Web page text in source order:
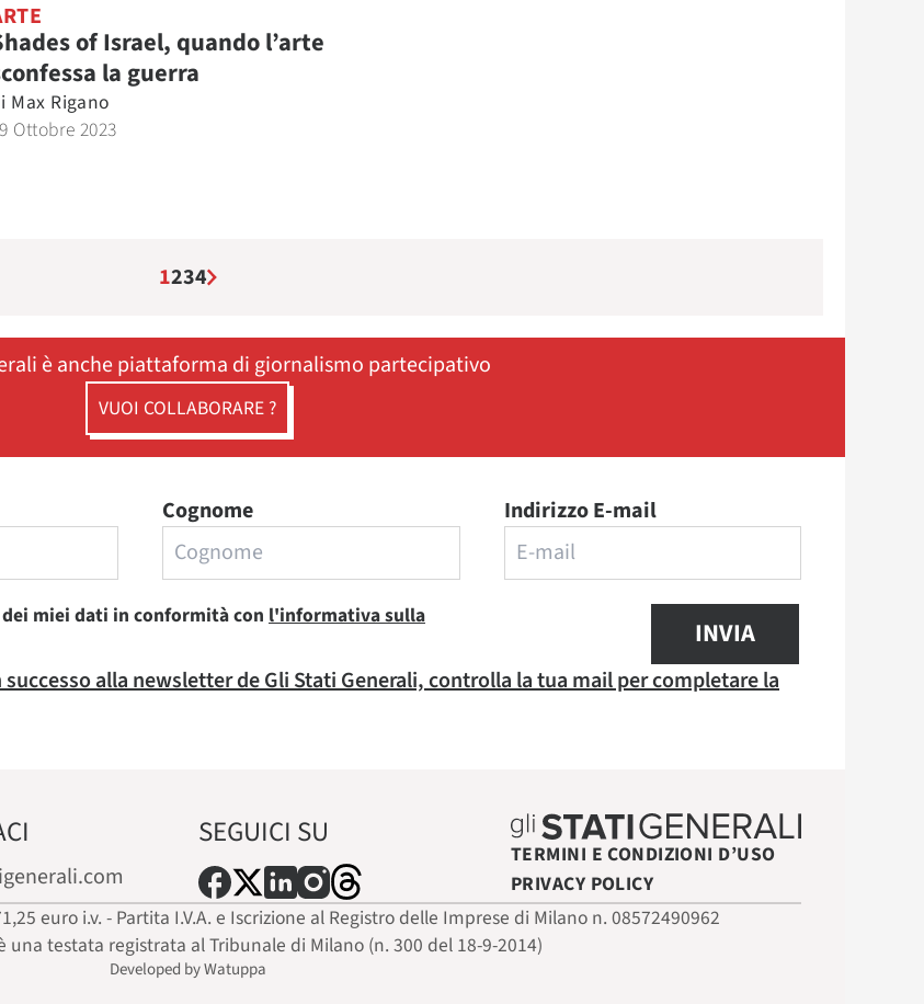
of Israel, quando l’arte
la guerra
Max Rigano
Ottobre 2023
1234
è anche piattaforma di giornalismo partecipativo
VUOI COLLABORARE ?
Cognome Indirizzo E-mail
miei dati in conformità con l'informativa sulla
INVIA
alla newsletter de Gli Stati Generali, controlla la tua mail per completare la
SEGUICI SU
TERMINI E CONDIZIONI D’USO
PRIVACY POLICY
euro i.v. - Partita I.V.A. e Iscrizione al Registro delle Imprese di Milano n. 08572490962
una testata registrata al Tribunale di Milano (n. 300 del 18-9-2014)
Developed by Watuppa